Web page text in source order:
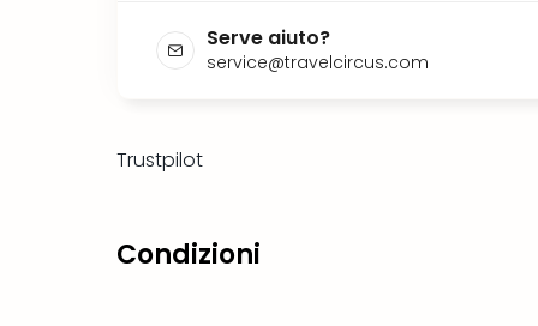
Serve aiuto?
service@travelcircus.com
Trustpilot
Condizioni